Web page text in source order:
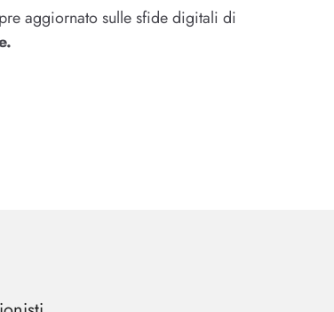
aggiornato sulle sfide digitali di